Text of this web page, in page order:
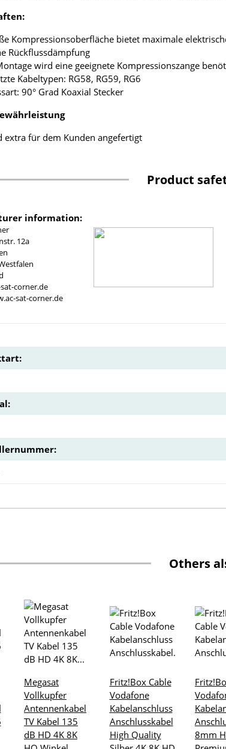
Kompressionsoberfläche bietet maximale
Rückflussdämpfung
wird eine geeignete Kompressionszange
Kabeltypen: RG58, RG59, RG6
90° Grad Koaxial Stecker
extra für dem Kunden angefertigt
Product
information:
12a
corner.de
sat-corner.de
Others
Megasat
Vollkupfer
Antennenkabel
TV Kabel 135
dB HD 4K 8K
Fritz!Box Cable
Vodafone
Kabelanschluss
Anschlusskabel
High Quality
8mm